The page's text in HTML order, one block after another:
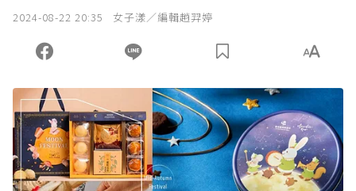
2024-08-22 20:35 女子漾／編輯趙羿婷